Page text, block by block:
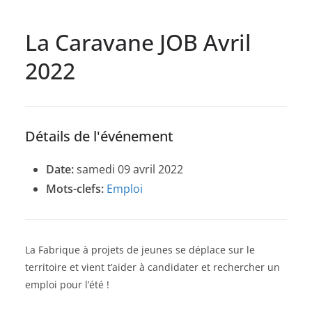
La Caravane JOB Avril
2022
Détails de l'événement
Date:samedi 09 avril 2022
Mots-clefs: Emploi
La Fabrique à projets de jeunes se déplace sur le
territoire et vient t’aider à candidater et rechercher un
emploi pour l’été !